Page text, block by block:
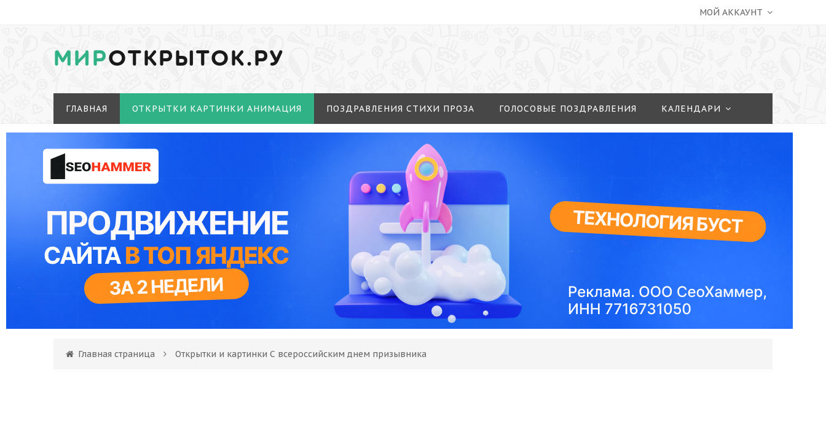
МОЙ АККАУНТ
МИРОТКРЫТОК.РУ
ГЛАВНАЯ ОТКРЫТКИ КАРТИНКИ АНИМАЦИЯ ПОЗДРАВЛЕНИЯ СТИХИ ПРОЗА ГОЛОСОВЫЕ ПОЗДРАВЛЕНИЯ КАЛЕНДАРИ
Главная страница Открытки и картинки С всероссийским днем призывника